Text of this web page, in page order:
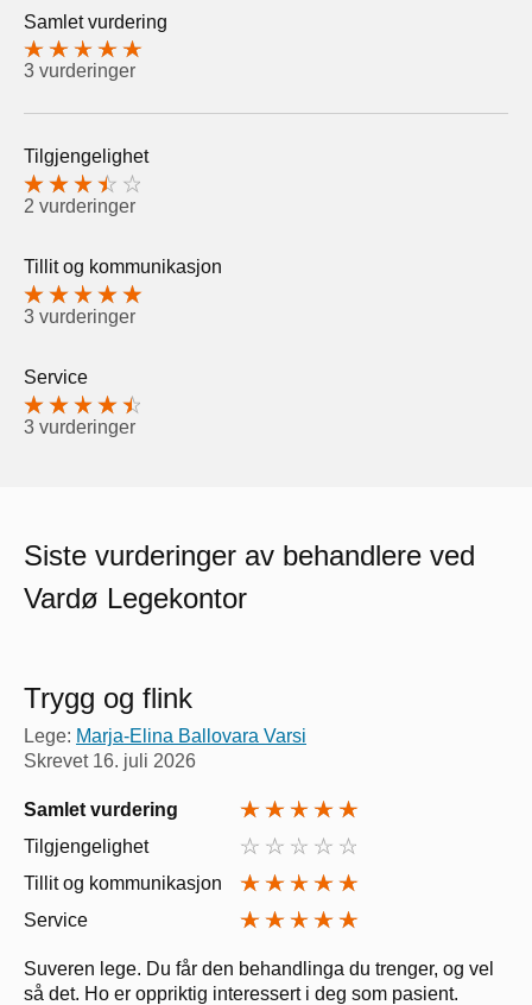
Samlet vurdering
3 vurderinger
Tilgjengelighet
2 vurderinger
Tillit og kommunikasjon
3 vurderinger
Service
3 vurderinger
Siste vurderinger av behandlere ved
Vardø Legekontor
Trygg og flink
Lege: Marja-Elina Ballovara Varsi
Skrevet 16. juli 2026
Samlet vurdering
Tilgjengelighet
Tillit og kommunikasjon
Service
Suveren lege. Du får den behandlinga du trenger, og vel
så det. Ho er oppriktig interessert i deg som pasient.